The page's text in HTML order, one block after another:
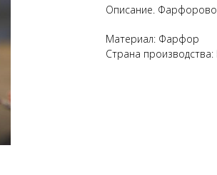
Описание.
Материал: Фарфор
Страна производства: